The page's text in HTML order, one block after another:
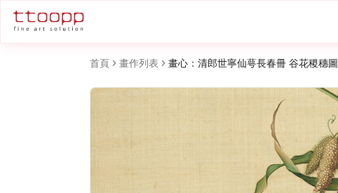
首頁 畫作列表 畫心：清郎世寧仙萼長春冊 谷花稷穗圖